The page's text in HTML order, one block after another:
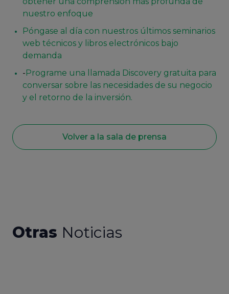
nuestro enfoque
Póngase al día con nuestros últimos seminarios
web técnicos y libros electrónicos bajo
demanda
-Programe una llamada Discovery gratuita para
conversar sobre las necesidades de su negocio
y el retorno de la inversión.
Volver a la sala de prensa
Otras Noticias